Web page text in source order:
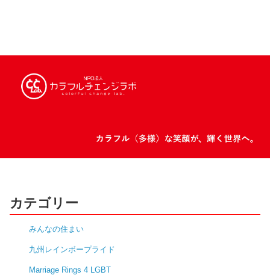
カテゴリー
みんなの住まい
九州レインボープライド
Marriage Rings 4 LGBT